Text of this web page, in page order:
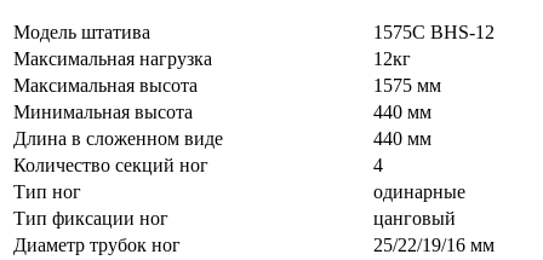
Модель штатива
1575С BHS-12
Максимальная нагрузка
12кг
Максимальная высота
1575 мм
Минимальная высота
440 мм
Длина в сложенном виде
440 мм
Количество секций ног
4
Тип ног
одинарные
Тип фиксации ног
цанговый
Диаметр трубок ног
25/22/19/16 мм